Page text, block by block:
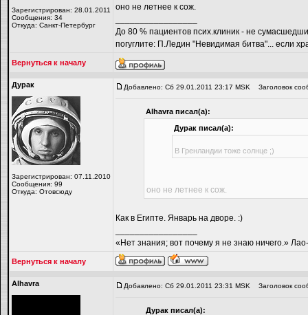
Зарегистрирован: 28.01.2011
Сообщения: 34
Откуда: Санкт-Петербург
оно не летнее к сож.
До 80 % пациентов псих.клиник - не
погуглите: П.Ледин "Невидимая битва"... если
Вернуться к началу
Дyрaк
Зарегистрирован: 07.11.2010
Сообщения: 99
Откуда: Отовсюду
Добавлено: Сб 29.01.2011 23:17 MSK Заголовок
Alhavra писал(а):
Дyрaк писал(а):
В Гренландии тоже солнце ;)
оно не летнее к сож.
Как в Египте. Январь на дворе. :)
«Нет знания; вот почему я не знаю ничего.»
Вернуться к началу
Alhavra Добавлено: Сб 29.01.2011 23:31 MSK Заголовок
Дyрaк писал(а):